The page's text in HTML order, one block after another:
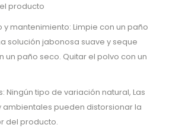
producto
y mantenimiento: Limpie con un paño
solución jabonosa suave y seque
paño seco. Quitar el polvo con un
Ningún tipo de variación natural, Las
ambientales pueden distorsionar la
del producto.